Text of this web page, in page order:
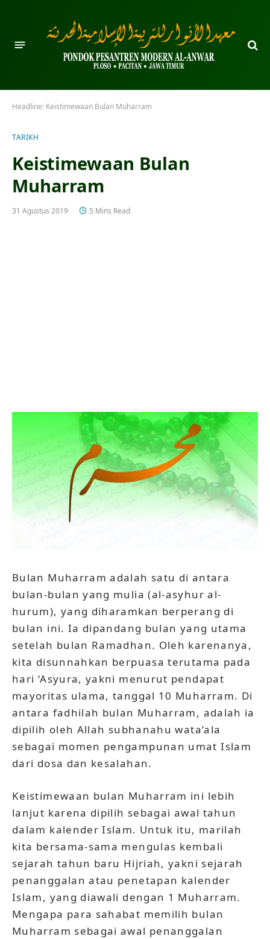
Headline: Keistimewaan Bulan Muharram
TARIKH
Keistimewaan Bulan
Muharram
31 Agustus 2019 5 Mins Read
Bulan Muharram adalah satu di antara
bulan-bulan yang mulia (al-asyhur al-
hurum), yang diharamkan berperang di
bulan ini. Ia dipandang bulan yang utama
setelah bulan Ramadhan. Oleh karenanya,
kita disunnahkan berpuasa terutama pada
hari ‘Asyura, yakni menurut pendapat
mayoritas ulama, tanggal 10 Muharram. Di
antara fadhilah bulan Muharram, adalah ia
dipilih oleh Allah subhanahu wata’ala
sebagai momen pengampunan umat Islam
dari dosa dan kesalahan.
Keistimewaan bulan Muharram ini lebih
lanjut karena dipilih sebagai awal tahun
dalam kalender Islam. Untuk itu, marilah
kita bersama-sama mengulas kembali
sejarah tahun baru Hijriah, yakni sejarah
penanggalan atau penetapan kalender
Islam, yang diawali dengan 1 Muharram.
Mengapa para sahabat memilih bulan
Muharram sebagai awal penanggalan